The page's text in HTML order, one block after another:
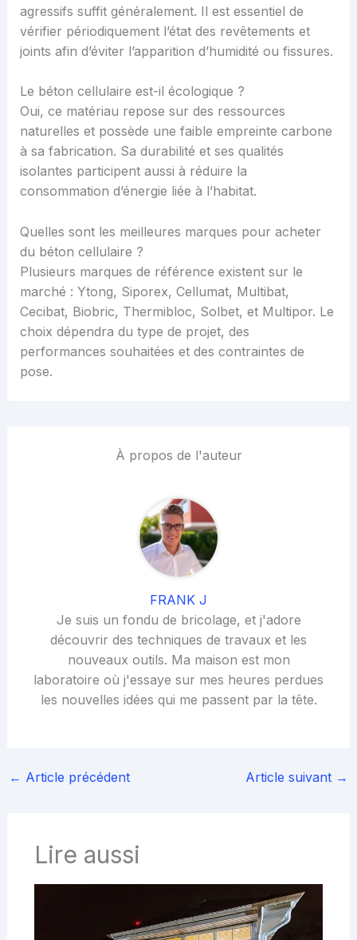
agressifs suffit généralement. Il est essentiel de
vérifier périodiquement l’état des revêtements et
joints afin d’éviter l’apparition d’humidité ou fissures.
Le béton cellulaire est-il écologique ?
Oui, ce matériau repose sur des ressources
naturelles et possède une faible empreinte carbone
à sa fabrication. Sa durabilité et ses qualités
isolantes participent aussi à réduire la
consommation d’énergie liée à l’habitat.
Quelles sont les meilleures marques pour acheter
du béton cellulaire ?
Plusieurs marques de référence existent sur le
marché : Ytong, Siporex, Cellumat, Multibat,
Cecibat, Biobric, Thermibloc, Solbet, et Multipor. Le
choix dépendra du type de projet, des
performances souhaitées et des contraintes de
pose.
À propos de l'auteur
FRANK J
Je suis un fondu de bricolage, et j'adore
découvrir des techniques de travaux et les
nouveaux outils. Ma maison est mon
laboratoire où j'essaye sur mes heures perdues
les nouvelles idées qui me passent par la tête.
← Article précédent Article suivant →
Lire aussi